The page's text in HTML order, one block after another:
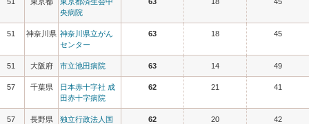
央病院
51 神奈川県 神奈川県立がん
センター
63 18 45
51 大阪府 市立池田病院 63 14 49
57 千葉県
日本赤十字社 成
田赤十字病院
62 21 41
57 長野県
独立行政法人国
62 20 42